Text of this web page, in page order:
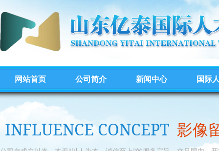
网站首页 公司简介 新闻中心 国际
INFLUENCE CONCEPT 影像